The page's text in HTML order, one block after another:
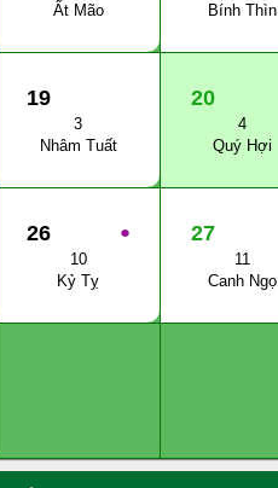
Ất Mão
Bính Thìn
19
3
Nhâm Tuất
20
4
Quý Hợi
●
26
10
Kỷ Tỵ
27
11
Canh Ngọ